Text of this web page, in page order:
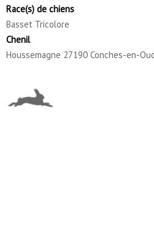
Race(s) de chiens
Basset Tricolore
Chenil
Houssemagne 27190 Conches-en-